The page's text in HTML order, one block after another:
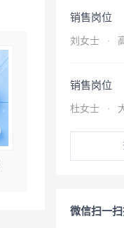
销售岗位
刘女士 ·
销售岗位
杜女士 ·
微信扫一